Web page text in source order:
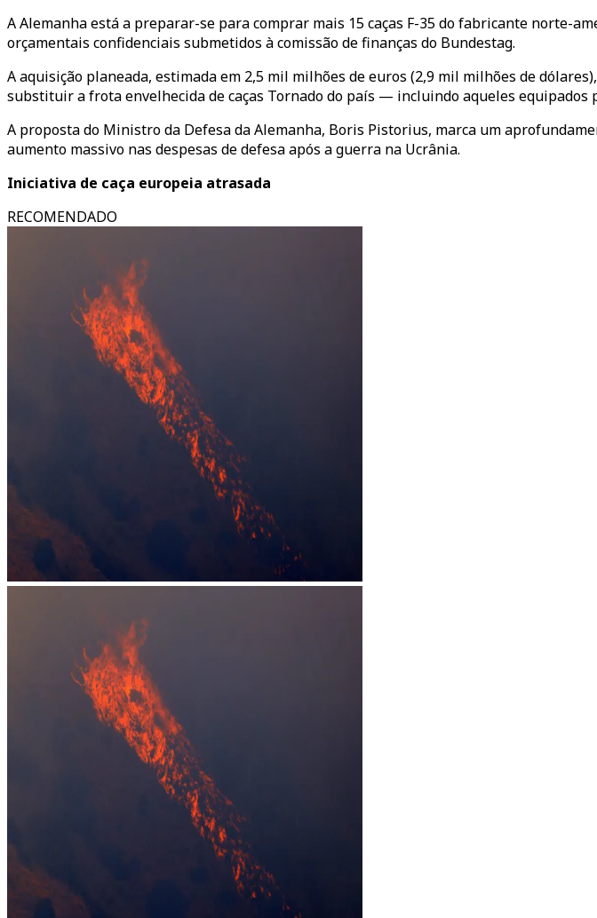
A Alemanha está a preparar-se para comprar mais 15 caças F-35 do fabricante norte-
orçamentais confidenciais submetidos à comissão de finanças do Bundestag.
A aquisição planeada, estimada em 2,5 mil milhões de euros (2,9 mil milhões de
substituir a frota envelhecida de caças Tornado do país — incluindo aqueles
A proposta do Ministro da Defesa da Alemanha, Boris Pistorius, marca um
aumento massivo nas despesas de defesa após a guerra na Ucrânia.
Iniciativa de caça europeia atrasada
RECOMENDADO